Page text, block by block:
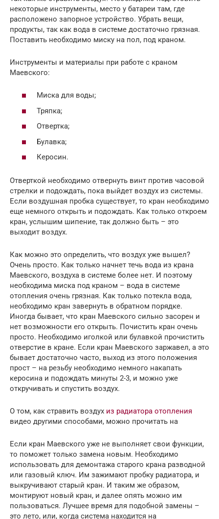
некоторые инструменты, место у батареи там, где
расположено запорное устройство. Убрать вещи,
продукты, так как вода в системе достаточно грязная.
Поставить необходимо миску на пол, под краном.
Инструменты и материалы при работе с краном
Маевского:
Миска для воды;
Тряпка;
Отвертка;
Булавка;
Керосин.
Отверткой необходимо отвернуть винт против часовой
стрелки и подождать, пока выйдет воздух из системы.
Если воздушная пробка существует, то кран необходимо
еще немного открыть и подождать. Как только откроем
кран, услышим шипение, так должно быть – это
выходит воздух.
Как можно это определить, что воздух уже вышел?
Очень просто. Как только начнет течь вода из крана
Маевского, воздуха в системе более нет. И поэтому
необходима миска под краном – вода в системе
отопления очень грязная. Как только потекла вода,
необходимо кран завернуть в обратном порядке.
Иногда бывает, что кран Маевского сильно засорен и
нет возможности его открыть. Почистить кран очень
просто. Необходимо иголкой или булавкой прочистить
отверстие в кране. Если кран Маевского заржавел, а это
бывает достаточно часто, выход из этого положения
прост – на резьбу необходимо немного накапать
керосина и подождать минуты 2-3, и можно уже
откручивать и спустить воздух.
О том, как стравить воздух из радиатора отопления
видео другими способами, можно прочитать на
Если кран Маевского уже не выполняет свои функции,
то поможет только замена новым. Необходимо
использовать для демонтажа старого крана разводной
или газовый ключ. Им зажимают пробку радиатора, и
выкручивают старый кран. И таким же образом,
монтируют новый кран, и далее опять можно им
пользоваться. Лучшее время для подобной замены –
это лето, или, когда система находится на